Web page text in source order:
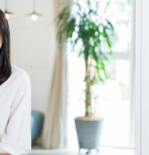
物件
にも
と思
い
しま
かっ
らの
。物